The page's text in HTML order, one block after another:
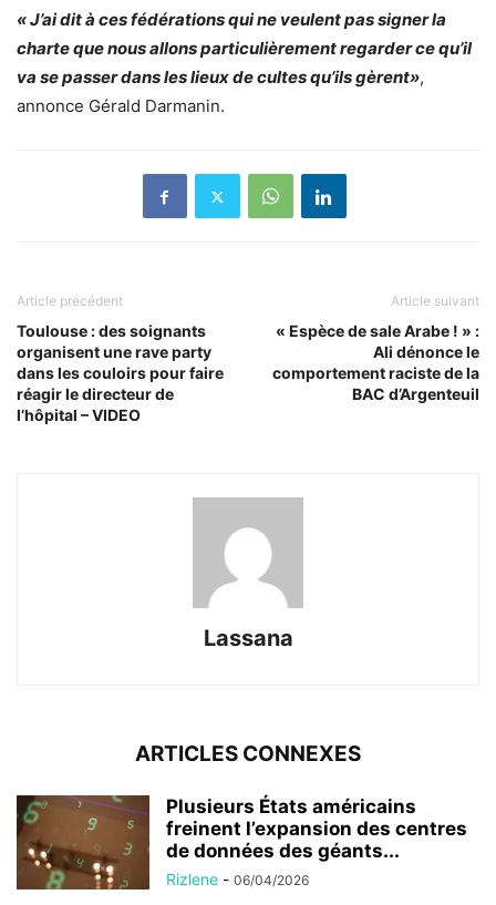
« J’ai dit à ces fédérations qui ne veulent pas signer la
charte que nous allons particulièrement regarder ce qu’il
va se passer dans les lieux de cultes qu’ils gèrent»,
annonce Gérald Darmanin.
Article précédent
Toulouse : des soignants
organisent une rave party
dans les couloirs pour faire
réagir le directeur de
l’hôpital – VIDEO
Article suivant
« Espèce de sale Arabe ! » :
Ali dénonce le
comportement raciste de la
BAC d’Argenteuil
Lassana
ARTICLES CONNEXES
Plusieurs États américains
freinent l’expansion des centres
de données des géants...
Rizlene - 06/04/2026